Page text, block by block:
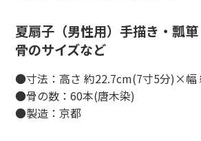
夏扇子（男性用）手描き・瓢
骨のサイズなど
●寸法：高さ 約22.7cm(7寸5分)×幅
●骨の数：60本(唐木染)
●製造：京都